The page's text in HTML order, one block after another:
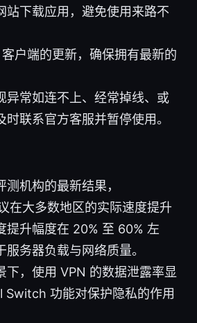
站下载应用，避免使用来路不
户端的更新，确保拥有最新的
异常如连不上、经常掉线、或
时联系官方客服并暂停使用。
机构的最新结果，
在大多数地区的实际速度提升
提升幅度在 20% 至 60% 左
务器负载与网络质量。
下，使用 VPN 的数据泄露率显
Switch 功能对保护隐私的作用